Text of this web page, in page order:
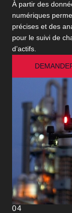
À partir des
numériques
précises et des
pour le suivi de
d’actifs.
04